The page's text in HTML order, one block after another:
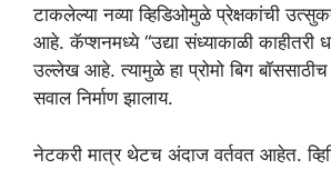
टाकलेल्या नव्या व्हिडिओमुळे प्रेक्षकांची
आहे. कॅप्शनमध्ये “उद्या संध्याकाळी काहीतरी
उल्लेख आहे. त्यामुळे हा प्रोमो बिग
सवाल निर्माण झालाय.
नेटकरी मात्र थेटच अंदाज वर्तवत आहेत.